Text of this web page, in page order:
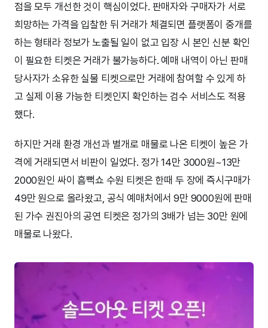
점을 모두 개선한 것이 핵심이었다. 판매자와 구매자가 서로
희망하는 가격을 입찰한 뒤 거래가 체결되면 플랫폼이 중개를
하는 형태라 정보가 노출될 일이 없고 입장 시 본인 신분 확인
이 필요한 티켓은 거래가 불가능하다. 예매 내역이 아닌 판매
당사자가 소유한 실물 티켓으로만 거래에 참여할 수 있게 하
고 실제 이용 가능한 티켓인지 확인하는 검수 서비스도 적용
했다.
하지만 거래 환경 개선과 별개로 매물로 나온 티켓이 높은 가
격에 거래되면서 비판이 일었다. 정가 14만 3000원~13만
2000원인 싸이 흠뻑쇼 수원 티켓은 한때 두 장에 즉시구매가
49만 원으로 올라왔고, 공식 예매처에서 9만 9000원에 판매
된 가수 권진아의 공연 티켓은 정가의 3배가 넘는 30만 원에
매물로 나왔다.